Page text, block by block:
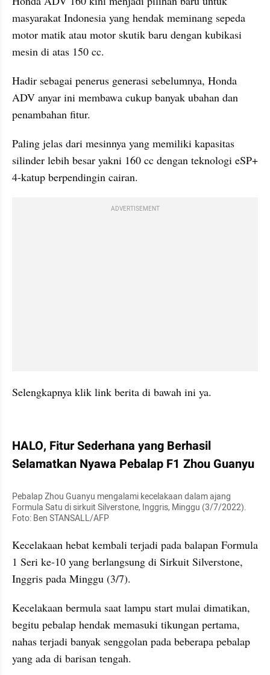
masyarakat Indonesia yang hendak meminang sepeda
motor matik atau motor skutik baru dengan kubikasi
mesin di atas 150 cc.
Hadir sebagai penerus generasi sebelumnya, Honda
ADV anyar ini membawa cukup banyak ubahan dan
penambahan fitur.
Paling jelas dari mesinnya yang memiliki kapasitas
silinder lebih besar yakni 160 cc dengan teknologi eSP+
4-katup berpendingin cairan.
ADVERTISEMENT
Selengkapnya klik link berita di bawah ini ya.
HALO, Fitur Sederhana yang Berhasil
Selamatkan Nyawa Pebalap F1 Zhou Guanyu
Pebalap Zhou Guanyu mengalami kecelakaan dalam ajang
Formula Satu di sirkuit Silverstone, Inggris, Minggu (3/7/2022).
Foto: Ben STANSALL/AFP
Kecelakaan hebat kembali terjadi pada balapan Formula
1 Seri ke-10 yang berlangsung di Sirkuit Silverstone,
Inggris pada Minggu (3/7).
Kecelakaan bermula saat lampu start mulai dimatikan,
begitu pebalap hendak memasuki tikungan pertama,
nahas terjadi banyak senggolan pada beberapa pebalap
yang ada di barisan tengah.